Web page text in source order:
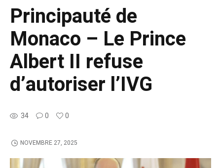
Principauté de
Monaco – Le Prince
Albert II refuse
d’autoriser l’IVG
34 0 0
NOVEMBRE 27, 2025